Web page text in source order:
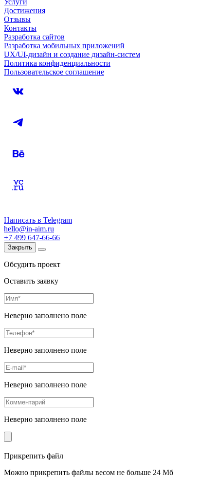
Достижения
Отзывы
Контакты
Разработка сайтов
Разработка мобильных приложений
UX/UI-дизайн и создание дизайн-систем
Политика конфиденциальности
Пользовательское соглашение
Написать в Telegram
hello@in-aim.ru
+7 499 647-66-66
Закрыть
Обсудить проект
Оставить заявку
Неверно заполнено поле
Неверно заполнено поле
Неверно заполнено поле
Неверно заполнено поле
Прикрепить файл
Можно прикрепить файлы весом не больше 24 Мб